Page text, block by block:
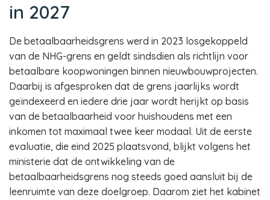
in 2027
De betaalbaarheidsgrens werd in 2023 losgekoppeld
van de NHG-grens en geldt sindsdien als richtlijn voor
betaalbare koopwoningen binnen nieuwbouwprojecten.
Daarbij is afgesproken dat de grens jaarlijks wordt
geïndexeerd en iedere drie jaar wordt herijkt op basis
van de betaalbaarheid voor huishoudens met een
inkomen tot maximaal twee keer modaal. Uit de eerste
evaluatie, die eind 2025 plaatsvond, blijkt volgens het
ministerie dat de ontwikkeling van de
betaalbaarheidsgrens nog steeds goed aansluit bij de
leenruimte van deze doelgroep. Daarom ziet het kabinet